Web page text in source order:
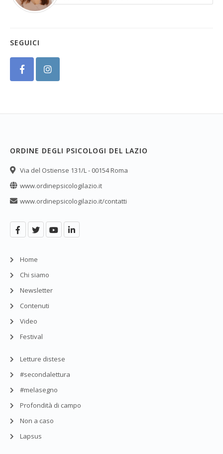
SEGUICI
ORDINE DEGLI PSICOLOGI DEL LAZIO
Via del Ostiense 131/L - 00154 Roma
www.ordinepsicologilazio.it
www.ordinepsicologilazio.it/contatti
Home
Chi siamo
Newsletter
Contenuti
Video
Festival
Letture distese
#secondalettura
#melasegno
Profondità di campo
Non a caso
Lapsus